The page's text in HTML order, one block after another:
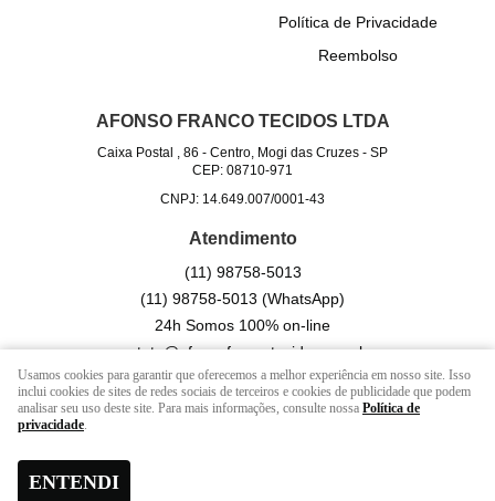
Política de Privacidade
Reembolso
AFONSO FRANCO TECIDOS LTDA
Caixa Postal , 86 -Centro, Mogi das Cruzes -SP
CEP: 08710-971
CNPJ: 14.649.007/0001-43
Atendimento
(11) 98758-5013
(11) 98758-5013(WhatsApp)
24h Somos 100% on-line
contato@afonsofrancotecidos.com.br
LOJA VIRTUAL CRIADA POR
Usamos cookies para garantir que oferecemos a melhor experiência em nosso site. Isso
inclui cookies de sites de redes sociais de terceiros e cookies de publicidade que podem
analisar seu uso deste site. Para mais informações, consulte nossa Política de
privacidade.
ENTENDI